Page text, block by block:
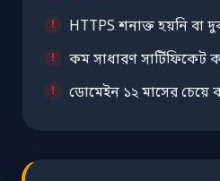
HTTPS শনাক্ত হয়নি বা
কম সাধারণ সার্টিফিকেট
ডোমেইন ১২ মাসের চেয়ে